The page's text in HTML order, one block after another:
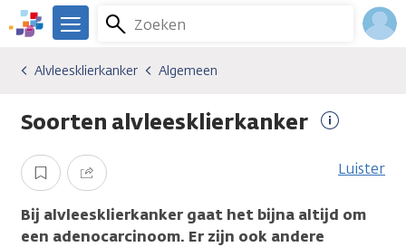
Overslaan
en
gaan
We
er
je.
Zoeken
Menu
Kankersoorten
Alvleesklierkanker
Algemeen
Alvleesklierkanker Algemeen
Soorten alvleesklierkanker
informatie
Opslaan Delen Luister
Bij alvleesklierkanker gaat het bijna altijd om
een adenocarcinoom. Er zijn ook andere